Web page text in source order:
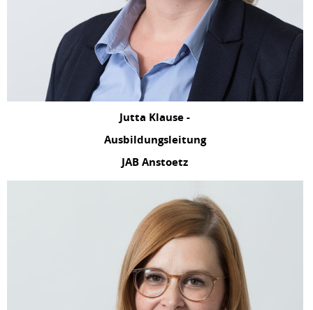
Jutta Klause -
Ausbildungsleitung
JAB Anstoetz